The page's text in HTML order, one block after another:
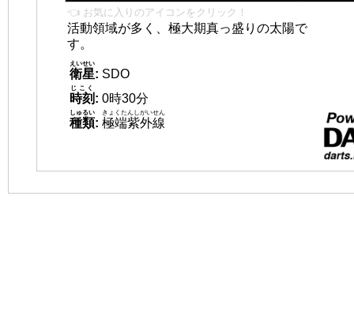
👈 お気に入りのアイコンをクリック！
活動領域が多く、極大期真っ盛りの太陽で
す。
衛星
えいせい
: SDO
時刻
じこく
: 0時30分
種類
しゅるい
: 極端紫外線
きょくたんしがいせん